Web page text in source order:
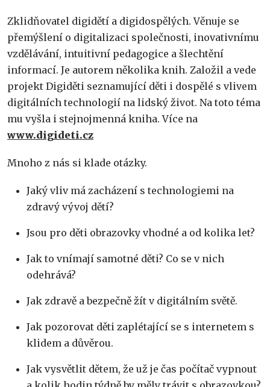
Zklidňovatel digidětí a digidospělých. Věnuje se
přemýšlení o digitalizaci společnosti, inovativnímu
vzdělávání, intuitivní pedagogice a šlechtění
informací. Je autorem několika knih. Založil a vede
projekt Digiděti seznamující děti i dospělé s vlivem
digitálních technologií na lidský život. Na toto téma
mu vyšla i stejnojmenná kniha. Více na
www.digideti.cz
Mnoho z nás si klade otázky.
Jaký vliv má zacházení s technologiemi na
zdravý vývoj dětí?
Jsou pro děti obrazovky vhodné a od kolika let?
Jak to vnímají samotné děti? Co se v nich
odehrává?
Jak zdravě a bezpečně žít v digitálním světě.
Jak pozorovat děti zaplétající se s internetem s
klidem a důvěrou.
Jak vysvětlit dětem, že už je čas počítač vypnout